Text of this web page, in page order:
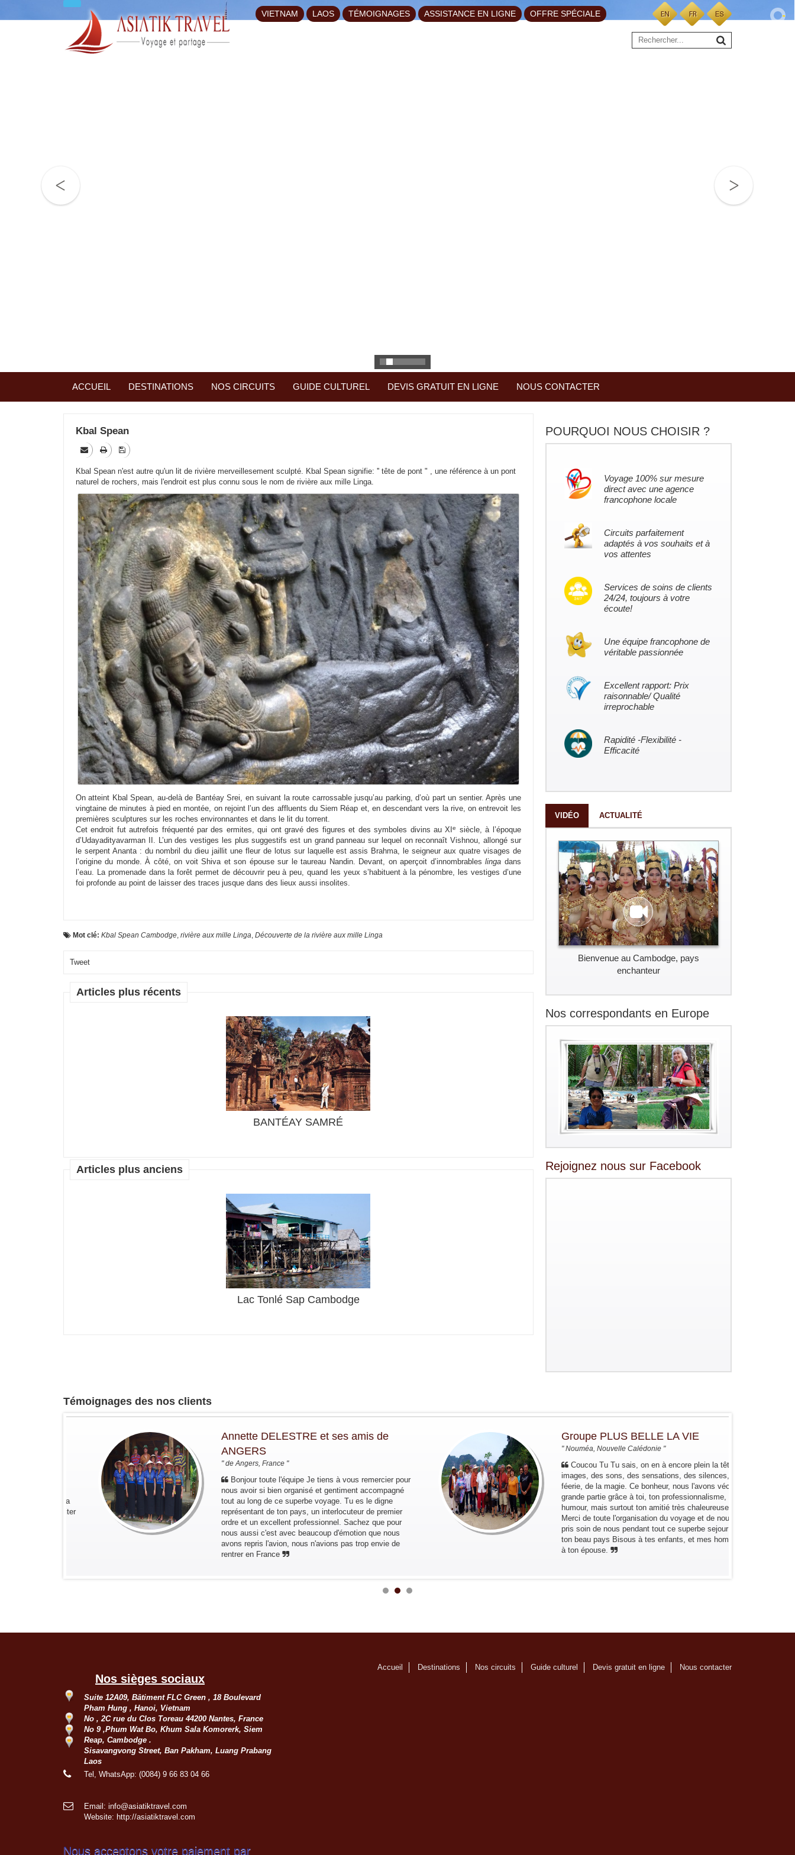
VIETNAM LAOS TÉMOIGNAGES ASSISTANCE EN LIGNE OFFRE SPÉCIALE
ACCUEIL DESTINATIONS NOS CIRCUITS GUIDE CULTUREL DEVIS GRATUIT EN LIGNE NOUS CONTACTER
Kbal Spean
Kbal Spean n'est autre qu'un lit de rivière merveillesement sculpté. Kbal Spean signifie: '' tête de pont " , une référence à un pont
naturel de rochers, mais l'endroit est plus connu sous le nom de rivière aux mille Linga.
On atteint Kbal Spean, au-delà de Bantéay Srei, en suivant la route carrossable jusqu’au parking, d’où part un sentier. Après une
vingtaine de minutes à pied en montée, on rejoint l’un des affluents du Siem Réap et, en descendant vers la rive, on entrevoit les
premières sculptures sur les roches environnantes et dans le lit du torrent.
Cet endroit fut autrefois fréquenté par des ermites, qui ont gravé des figures et des symboles divins au XIe
siècle, à l’époque
d’Udayadityavarman II. L’un des vestiges les plus suggestifs est un grand panneau sur lequel on reconnaît Vishnou, allongé sur
le serpent Ananta : du nombril du dieu jaillit une fleur de lotus sur laquelle est assis Brahma, le seigneur aux quatre visages de
l’origine du monde. À côté, on voit Shiva et son épouse sur le taureau Nandin. Devant, on aperçoit d’innombrableslinga dans
l’eau. La promenade dans la forêt permet de découvrir peu à peu, quand les yeux s’habituent à la pénombre, les vestiges d’une
foi profonde au point de laisser des traces jusque dans des lieux aussi insolites.
Mot clé: Kbal Spean Cambodge, rivière aux mille Linga, Découverte de la rivière aux mille Linga
Tweet
Articles plus récents
BANTÉAY SAMRÉ
Articles plus anciens
Lac Tonlé Sap Cambodge
Lac Tonlé Sap Cambodge
POURQUOI NOUS CHOISIR ?
Voyage 100% sur mesure
direct avec une agence
francophone locale
Circuits parfaitement
adaptés à vos souhaits et à
vos attentes
Services de soins de clients
24/24, toujours à votre
écoute!
Une équipe francophone de
véritable passionnée
Excellent rapport: Prix
raisonnable/ Qualité
irreprochable
Rapidité -Flexibilité -
Efficacité
VIDÉO ACTUALITÉ
Bienvenue au Cambodge, pays
enchanteur
Nos correspondants en Europe
Rejoignez nous sur Facebook
Témoignages des nos clients
Annette DELESTRE et ses amis de
ANGERS
" de Angers, France "
Bonjour toute l'équipe Je tiens à vous remercier pour
nous avoir si bien organisé et gentiment accompagné
tout au long de ce superbe voyage. Tu es le digne
représentant de ton pays, un interlocuteur de premier
ordre et un excellent professionnel. Sachez que pour
nous aussi c'est avec beaucoup d'émotion que nous
avons repris l'avion, nous n'avions pas trop envie de
rentrer en France
Groupe PLUS BELLE LA VIE
" Nouméa, Nouvelle Calédonie "
Coucou Tu Tu sais, on en à encore plein la tête: des
images, des sons, des sensations, des silences, de la
féerie, de la magie. Ce bonheur, nous l'avons vécu en
grande partie grâce à toi, ton professionnalisme, ton
humour, mais surtout ton amitié très chaleureuse...
Merci de toute l'organisation du voyage et de nous avoir
pris soin de nous pendant tout ce superbe sejour dans
ton beau pays Bisous à tes enfants, et mes hommages
à ton épouse.
Nos sièges sociaux
Suite 12A09, Bâtiment FLC Green , 18 Boulevard
Pham Hung , Hanoi, Vietnam
No , 2C rue du Clos Toreau 44200 Nantes, France
No 9 ,Phum Wat Bo, Khum Sala Komorerk, Siem
Reap, Cambodge .
Sisavangvong Street, Ban Pakham, Luang Prabang
Laos
Tel, WhatsApp: (0084) 9 66 83 04 66
Email: info@asiatiktravel.com
Website: http://asiatiktravel.com
Nous acceptons votre paiement par
Accueil Destinations Nos circuits Guide culturel Devis gratuit en ligne Nous contacter